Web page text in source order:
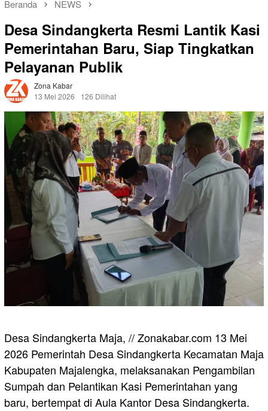
Beranda NEWS
Desa Sindangkerta Resmi Lantik Kasi
Pemerintahan Baru, Siap Tingkatkan
Pelayanan Publik
Zona Kabar
13 Mei 2026
126 Dilihat
Desa Sindangkerta Maja, // Zonakabar.com 13 Mei
2026 Pemerintah Desa Sindangkerta Kecamatan Maja
Kabupaten Majalengka, melaksanakan Pengambilan
Sumpah dan Pelantikan Kasi Pemerintahan yang
baru, bertempat di Aula Kantor Desa Sindangkerta.